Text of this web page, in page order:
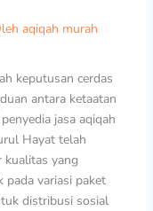
aqiqah murah
keputusan cerdas
antara ketaatan
jasa aqiqah
Hayat telah
kualitas yang
pada variasi paket
distribusi sosial